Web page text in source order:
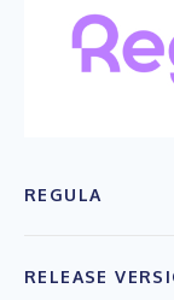
REGULA
RELEASE